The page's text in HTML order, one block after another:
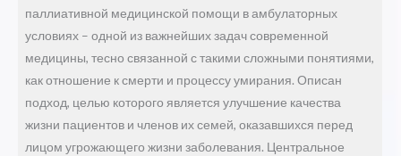
паллиативной медицинской помощи в амбулаторных
условиях – одной из важнейших задач современной
медицины, тесно связанной с такими сложными понятиями,
как отношение к смерти и процессу умирания. Описан
подход, целью которого является улучшение качества
жизни пациентов и членов их семей, оказавшихся перед
лицом угрожающего жизни заболевания. Центральное